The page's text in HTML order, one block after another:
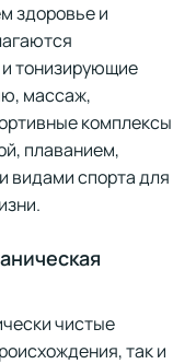
здоровье и
тонизирующие
массаж,
комплексы
плаванием,
видами спорта для
чистые
так и